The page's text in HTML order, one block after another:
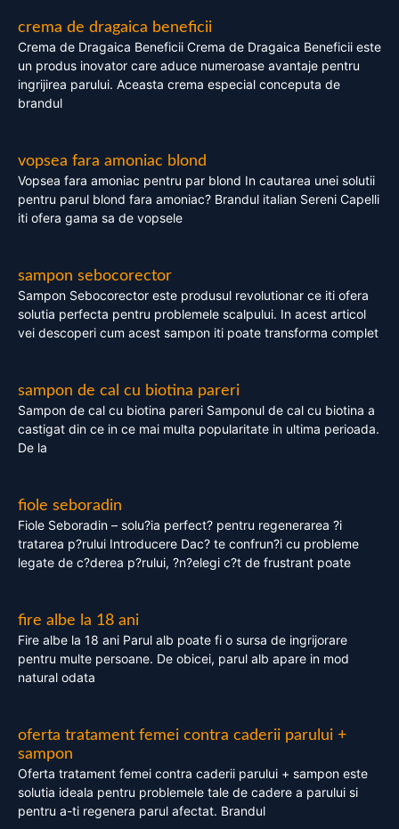
crema de dragaica beneficii
Crema de Dragaica Beneficii Crema de Dragaica Beneficii este
un produs inovator care aduce numeroase avantaje pentru
ingrijirea parului. Aceasta crema especial conceputa de
brandul
vopsea fara amoniac blond
Vopsea fara amoniac pentru par blond In cautarea unei solutii
pentru parul blond fara amoniac? Brandul italian Sereni Capelli
iti ofera gama sa de vopsele
sampon sebocorector
Sampon Sebocorector este produsul revolutionar ce iti ofera
solutia perfecta pentru problemele scalpului. In acest articol
vei descoperi cum acest sampon iti poate transforma complet
sampon de cal cu biotina pareri
Sampon de cal cu biotina pareri Samponul de cal cu biotina a
castigat din ce in ce mai multa popularitate in ultima perioada.
De la
fiole seboradin
Fiole Seboradin – solu?ia perfect? pentru regenerarea ?i
tratarea p?rului Introducere Dac? te confrun?i cu probleme
legate de c?derea p?rului, ?n?elegi c?t de frustrant poate
fire albe la 18 ani
Fire albe la 18 ani Parul alb poate fi o sursa de ingrijorare
pentru multe persoane. De obicei, parul alb apare in mod
natural odata
oferta tratament femei contra caderii parului +
sampon
Oferta tratament femei contra caderii parului + sampon este
solutia ideala pentru problemele tale de cadere a parului si
pentru a-ti regenera parul afectat. Brandul